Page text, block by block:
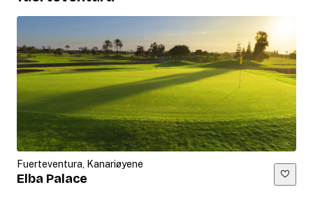
Fuerteventura, Kanariøyene
Elba Palace